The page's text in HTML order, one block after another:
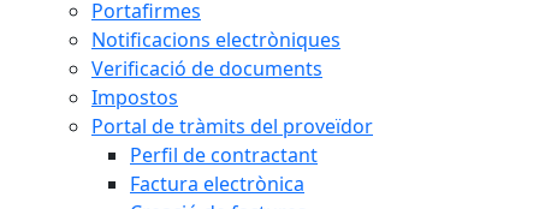
Portafirmes
Notificacions electròniques
Verificació de documents
Impostos
Portal de tràmits del proveïdor
Perfil de contractant
Factura electrònica